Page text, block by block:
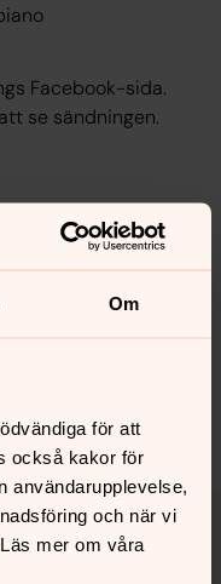
Om
för att
också kakor för
användarupplevelse,
och när vi
mer om våra
Facebook-sida.
se sändningen.
sidans